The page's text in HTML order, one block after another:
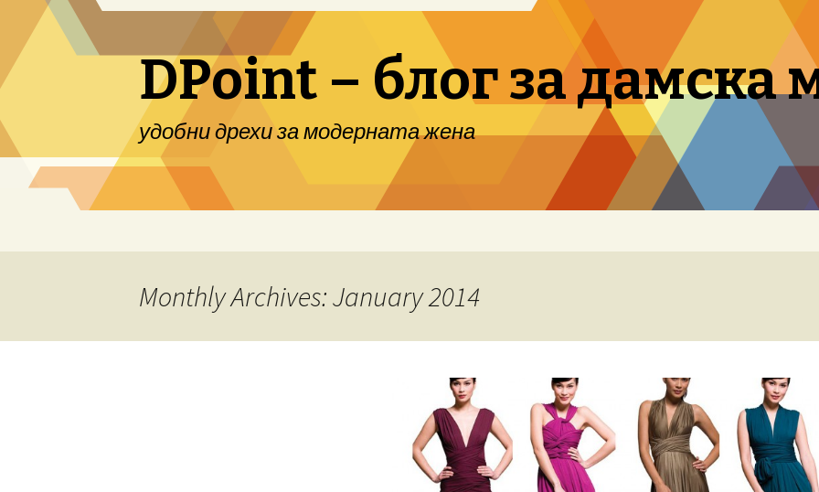
DPoint – блог за дамска
удобни дрехи за модерната жена
Monthly Archives: January 2014